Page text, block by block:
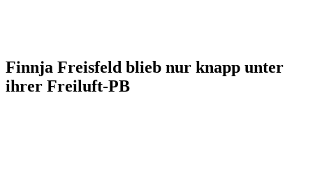
Finnja Freisfeld blieb nur knapp unter
ihrer Freiluft-PB